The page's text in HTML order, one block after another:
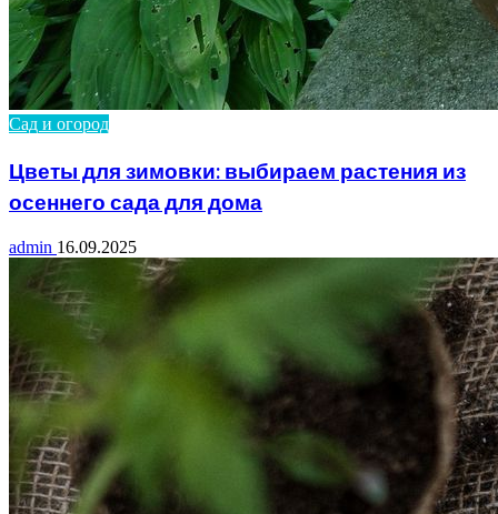
Сад и огород
Цветы для зимовки: выбираем растения из
осеннего сада для дома
admin 16.09.2025